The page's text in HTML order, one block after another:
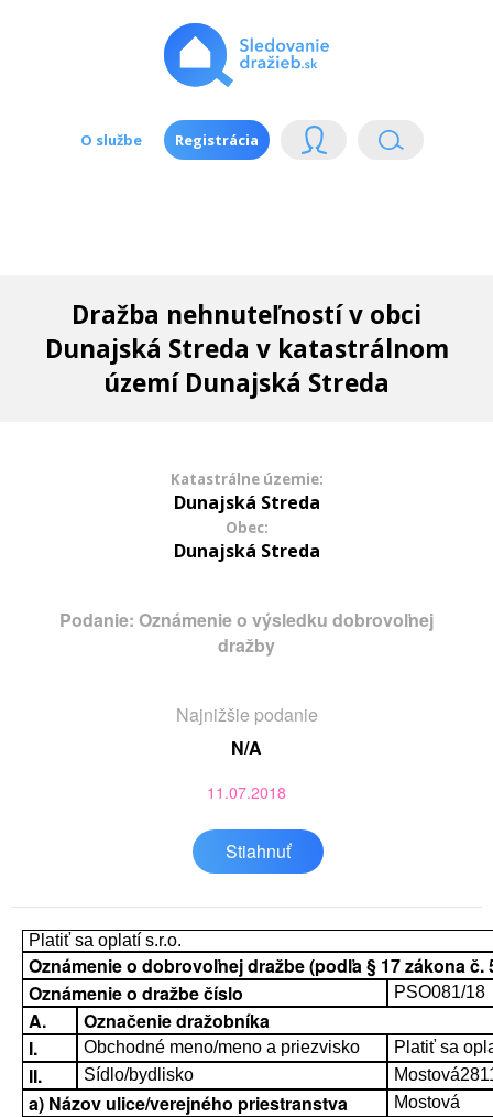
O službe Registrácia
Dražba nehnuteľností v obci
Dunajská Streda v katastrálnom
území Dunajská Streda
Katastrálne územie:
Dunajská Streda
Obec:
Dunajská Streda
Podanie: Oznámenie o výsledku dobrovoľnej
dražby
Najnižšie podanie
N/A
11.07.2018
Stiahnuť
Platiť sa oplatí s.r.o.
Oznámenie o dobrovoľnej dražbe (podľa § 17 zákona č.
Oznámenie o dražbe číslo
PSO081/18
A.
Označenie dražobníka
I.
Obchodné meno/meno a priezvisko Platiť sa
II. Sídlo/bydlisko
a) Názov ulice/verejného priestranstva Mostová